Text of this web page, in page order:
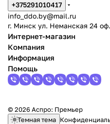
+375291010417
info_ddo.by@mail.ru
г. Минск ул. Неманская 24
Интернет-магазин
Компания
Информация
Помощь
© 2026 Аспро: Премьер
Темная тема